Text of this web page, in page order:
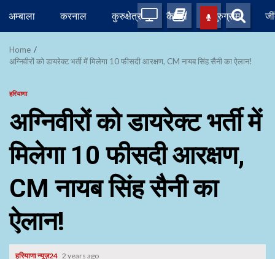
content
अम्बाला करनाल कुरुक्षेत्र कैथल गुरुग्राम
Home
अग्निवीरों को डायरेक्ट भर्ती में मिलेगा 10 फीसदी आरक्षण, CM नायब सिंह सैनी का ऐलान!
हरियाणा
अग्निवीरों को डायरेक्ट भर्ती में
मिलेगा 10 फीसदी आरक्षण,
CM नायब सिंह सैनी का
ऐलान!
हरियाणा न्यूज़24 2 years ago